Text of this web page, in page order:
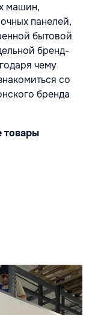
машин,
панелей,
бытовой
бренд-
чему
со
бренда
товары